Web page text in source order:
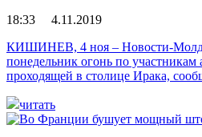
18:33 4.11.2019
КИШИНЕВ, 4 ноя – Новости-
понедельник огонь по участникам
проходящей в столице Ирака,
читать